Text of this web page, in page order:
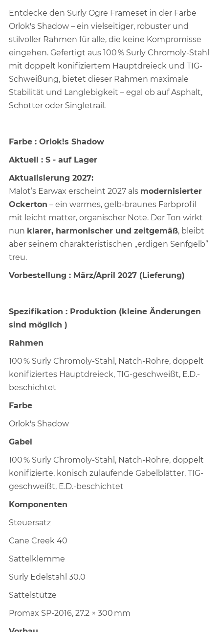
Entdecke den Surly Ogre Frameset in der Farbe
Orlok's Shadow – ein vielseitiger, robuster und
stilvoller Rahmen für alle, die keine Kompromisse
eingehen. Gefertigt aus 100 % Surly Chromoly-Stahl
mit doppelt konifiziertem Hauptdreieck und TIG-
Schweißung, bietet dieser Rahmen maximale
Stabilität und Langlebigkeit – egal ob auf Asphalt,
Schotter oder Singletrail.
Farbe : Orlok!s Shadow
Aktuell : S - auf Lager
Aktualisierung 2027:
Malot’s Earwax erscheint 2027 als modernisierter
Ockerton – ein warmes, gelb‑braunes Farbprofil
mit leicht matter, organischer Note. Der Ton wirkt
nun klarer, harmonischer und zeitgemäß, bleibt
aber seinem charakteristischen „erdigen Senfgelb“
treu.
Vorbestellung : März/April 2027 (Lieferung)
Spezifikation : Produktion (kleine Änderungen
sind möglich )
Rahmen
100 % Surly Chromoly-Stahl, Natch-Rohre, doppelt
konifiziertes Hauptdreieck, TIG-geschweißt, E.D.-
beschichtet
Farbe
Orlok's Shadow
Gabel
100 % Surly Chromoly-Stahl, Natch-Rohre, doppelt
konifizierte, konisch zulaufende Gabelblätter, TIG-
geschweißt, E.D.-beschichtet
Komponenten
Steuersatz
Cane Creek 40
Sattelklemme
Surly Edelstahl 30.0
Sattelstütze
Promax SP-2016, 27.2 × 300 mm